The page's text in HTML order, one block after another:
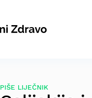
PIŠE LIJEČNIK